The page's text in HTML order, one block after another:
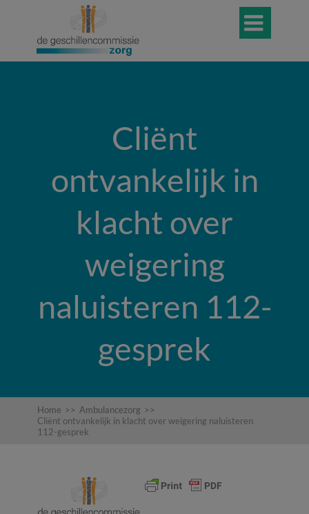

Cliënt
ontvankelijk in
klacht over
weigering
naluisteren 112-
gesprek
Home >> Ambulancezorg >>
Cliënt ontvankelijk in klacht over weigering naluisteren
112-gesprek